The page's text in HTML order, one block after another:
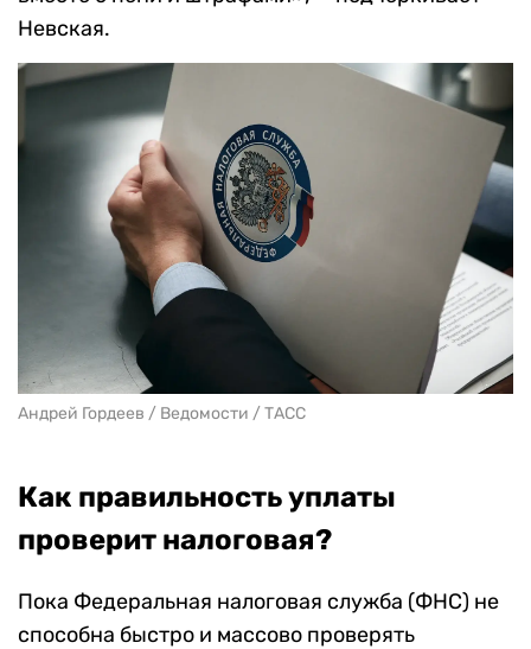
Невская.
Андрей Гордеев / Ведомости / ТАСС
Как правильность уплаты
проверит налоговая?
Пока Федеральная налоговая служба (ФНС) не
способна быстро и массово проверять